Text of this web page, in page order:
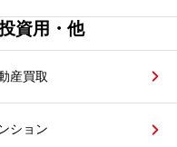
資用・他
産買取
ション